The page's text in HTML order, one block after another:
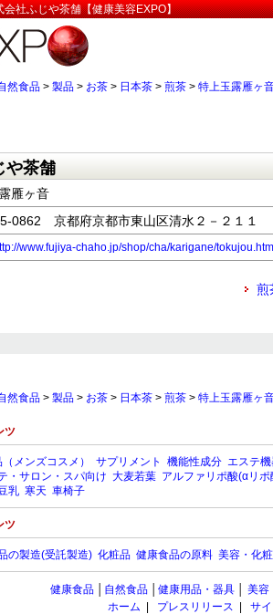
社ふじや茶舗【健康美容EXPO】
然食品 > 製品 > お茶 > 日本茶 > 煎茶 > 特上玉露雁ヶ
や茶舗
雁ヶ音
0862 京都府京都市東山区清水２－２１１
www.fujiya-chaho.jp/shop/cha/karigane/
煎
然食品 > 製品 > お茶 > 日本茶 > 煎茶 > 特上玉露雁ヶ
ツ
メンズコスメ） サプリメント 機能性成分 エステ
・サロン・スパ向け 大麦若葉 アルファリポ酸(αリポ
乳 寒天 車椅子
ツ
の製造(受託製造) 化粧品 健康食品の原料 美容・化
健康食品 自然食品 健康用品・器具 美容
ホーム
プレスリリース
サ